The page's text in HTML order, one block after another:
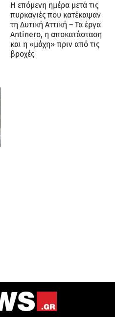
Η επόμενη ημέρα μετά τις
πυρκαγιές που κατέκαψαν
τη Δυτική Αττική – Τα έργα
Antinero, η αποκατάσταση
και η «μάχη» πριν από τις
βροχές